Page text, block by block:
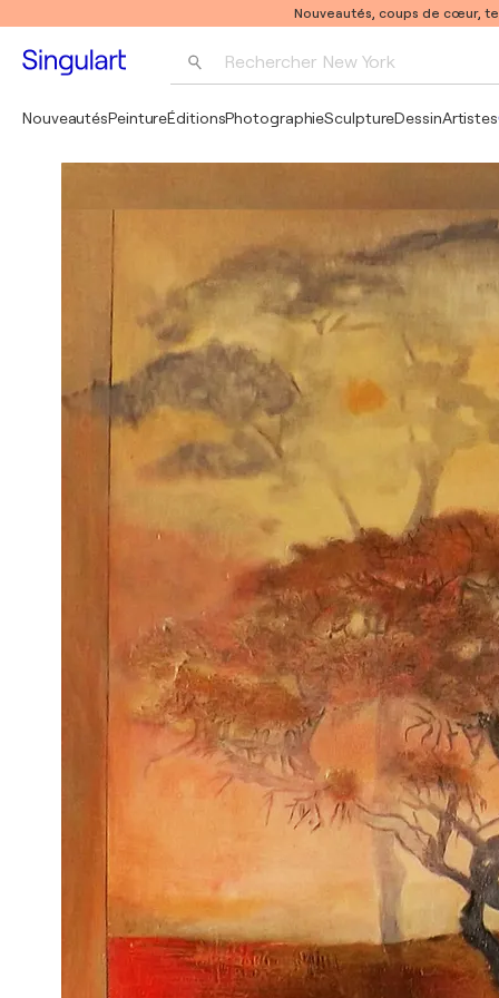
Nouveautés, coups de cœur,
Rechercher New York
NouveautésPeintureÉditionsPhotographieSculptureDessinArtistes